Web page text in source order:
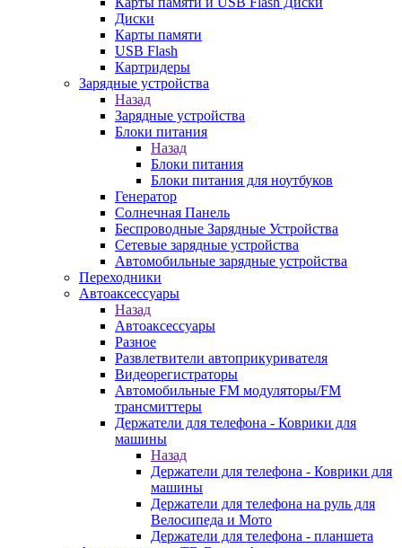
Диски
Карты памяти
USB Flash
Картридеры
Зарядные устройства
Назад
Зарядные устройства
Блоки питания
Назад
Блоки питания
Блоки питания для ноутбуков
Генератор
Солнечная Панель
Беспроводные Зарядные Устройства
Сетевые зарядные устройства
Автомобильные зарядные устройства
Переходники
Автоаксессуары
Назад
Автоаксессуары
Разное
Развлетвители автоприкуривателя
Видеорегистраторы
Автомобильные FM модуляторы/FM
трансмиттеры
Держатели для телефона - Коврики для
машины
Назад
Держатели для телефона - Коврики для
машины
Держатели для телефона на руль для
Велосипеда и Мото
Держатели для телефона - планшета